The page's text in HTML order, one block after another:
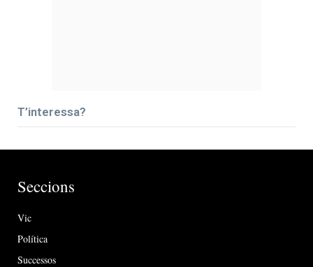
T’interessa?
Seccions
Vic
Política
Successos